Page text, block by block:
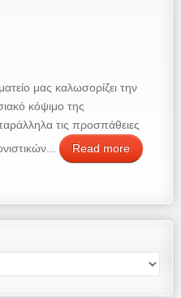
μας καλωσορίζει την
κόψιμο της
τις προσπάθειες
Read more